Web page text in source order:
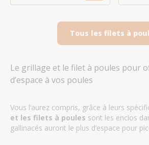
Tous les filets à
Le grillage et le filet à poules pour
d’espace à vos poules
Vous l’aurez compris, grâce à leurs
et les filets à poules sont les enclos
gallinacés auront le plus d’espace pour